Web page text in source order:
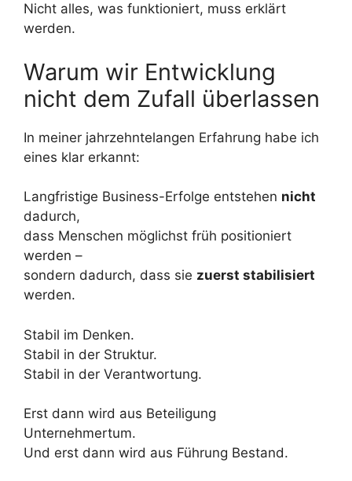
Nicht alles, was funktioniert, muss erklärt
werden.
Warum wir Entwicklung
nicht dem Zufall überlassen
In meiner jahrzehntelangen Erfahrung habe ich
eines klar erkannt:
Langfristige Business-Erfolge entstehen nicht
dadurch,
dass Menschen möglichst früh positioniert
werden –
sondern dadurch, dass sie zuerst stabilisiert
werden.
Stabil im Denken.
Stabil in der Struktur.
Stabil in der Verantwortung.
Erst dann wird aus Beteiligung
Unternehmertum.
Und erst dann wird aus Führung Bestand.